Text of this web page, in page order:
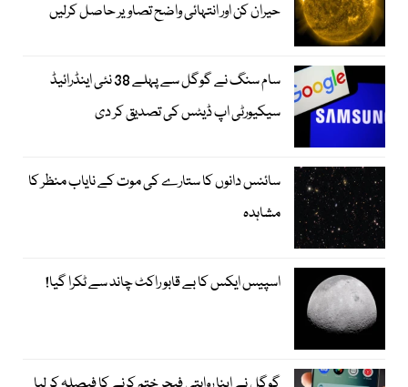
حیران کن اور انتہائی واضح تصاویر حاصل کرلیں
سام سنگ نے گوگل سے پہلے 38 نئی اینڈرائیڈ
سیکیورٹی اپ ڈیٹس کی تصدیق کر دی
سائنس دانوں کا ستارے کی موت کے نایاب منظر کا
مشاہدہ
اسپیس ایکس کا بے قابو راکٹ چاند سے ٹکرا گیا!